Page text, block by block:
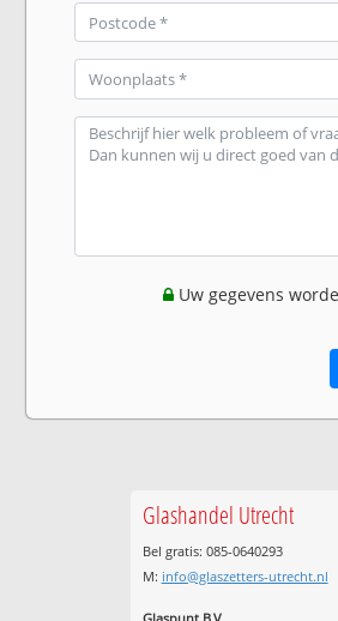
Uw gegevens
Glashandel Utrecht
Bel gratis: 085-0640293
M: info@glaszetters-utrecht.nl